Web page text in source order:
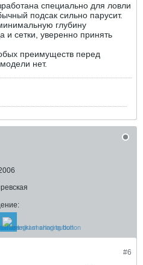
специально для ловли
подсак сильно парусит.
глубину
сетки, уверенно принять
преимуществ перед
нет.
#6